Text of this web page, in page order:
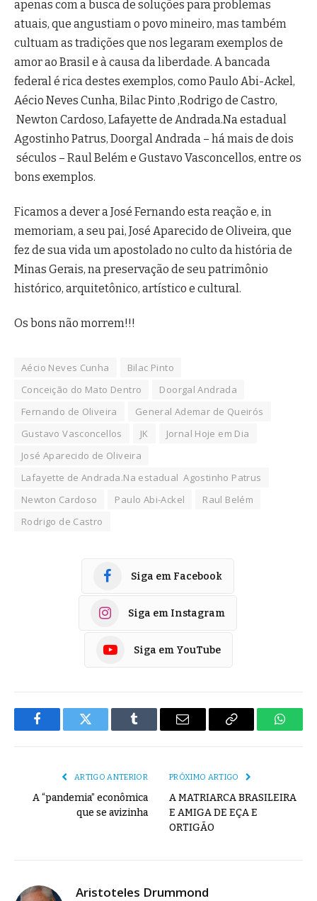
apenas com a busca de soluções para problemas
atuais, que angustiam o povo mineiro, mas também
cultuam as tradições que nos legaram exemplos de
amor ao Brasil e à causa da liberdade. A bancada
federal é rica destes exemplos, como Paulo Abi-Ackel,
Aécio Neves Cunha, Bilac Pinto ,Rodrigo de Castro,
Newton Cardoso, Lafayette de Andrada.Na estadual
Agostinho Patrus, Doorgal Andrada – há mais de dois
séculos – Raul Belém e Gustavo Vasconcellos, entre os
bons exemplos.
Ficamos a dever a José Fernando esta reação e, in
memoriam, a seu pai, José Aparecido de Oliveira, que
fez de sua vida um apostolado no culto da história de
Minas Gerais, na preservação de seu patrimônio
histórico, arquitetônico, artístico e cultural.
Os bons não morrem!!!
Aécio Neves Cunha
Bilac Pinto
Conceição do Mato Dentro
Doorgal Andrada
Fernando de Oliveira
General Ademar de Queirós
Gustavo Vasconcellos
JK
Jornal Hoje em Dia
José Aparecido de Oliveira
Lafayette de Andrada.Na estadual Agostinho Patrus
Newton Cardoso
Paulo Abi-Ackel
Raul Belém
Rodrigo de Castro
Siga em Facebook
Siga em Instagram
Siga em YouTube
FacebookTwitter Tumblr
E-
Copiar
ARTIGO ANTERIOR
A “pandemia” econômica
que se avizinha
PRÓXIMO ARTIGO
A MATRIARCA BRASILEIRA
E AMIGA DE EÇA E
ORTIGÃO
Aristoteles Drummond